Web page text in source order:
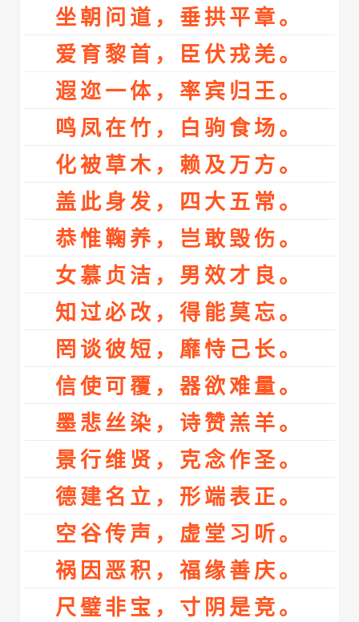
坐朝问道，垂拱平章。
爱育黎首，臣伏戎羌。
遐迩一体，率宾归王。
鸣凤在竹，白驹食场。
化被草木，赖及万方。
盖此身发，四大五常。
恭惟鞠养，岂敢毁伤。
女慕贞洁，男效才良。
知过必改，得能莫忘。
罔谈彼短，靡恃己长。
信使可覆，器欲难量。
墨悲丝染，诗赞羔羊。
景行维贤，克念作圣。
德建名立，形端表正。
空谷传声，虚堂习听。
祸因恶积，福缘善庆。
尺璧非宝，寸阴是竞。